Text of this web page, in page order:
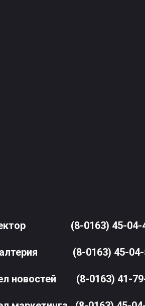
(8-0163) 45-04-
(8-0163) 45-
новостей (8-0163) 41-